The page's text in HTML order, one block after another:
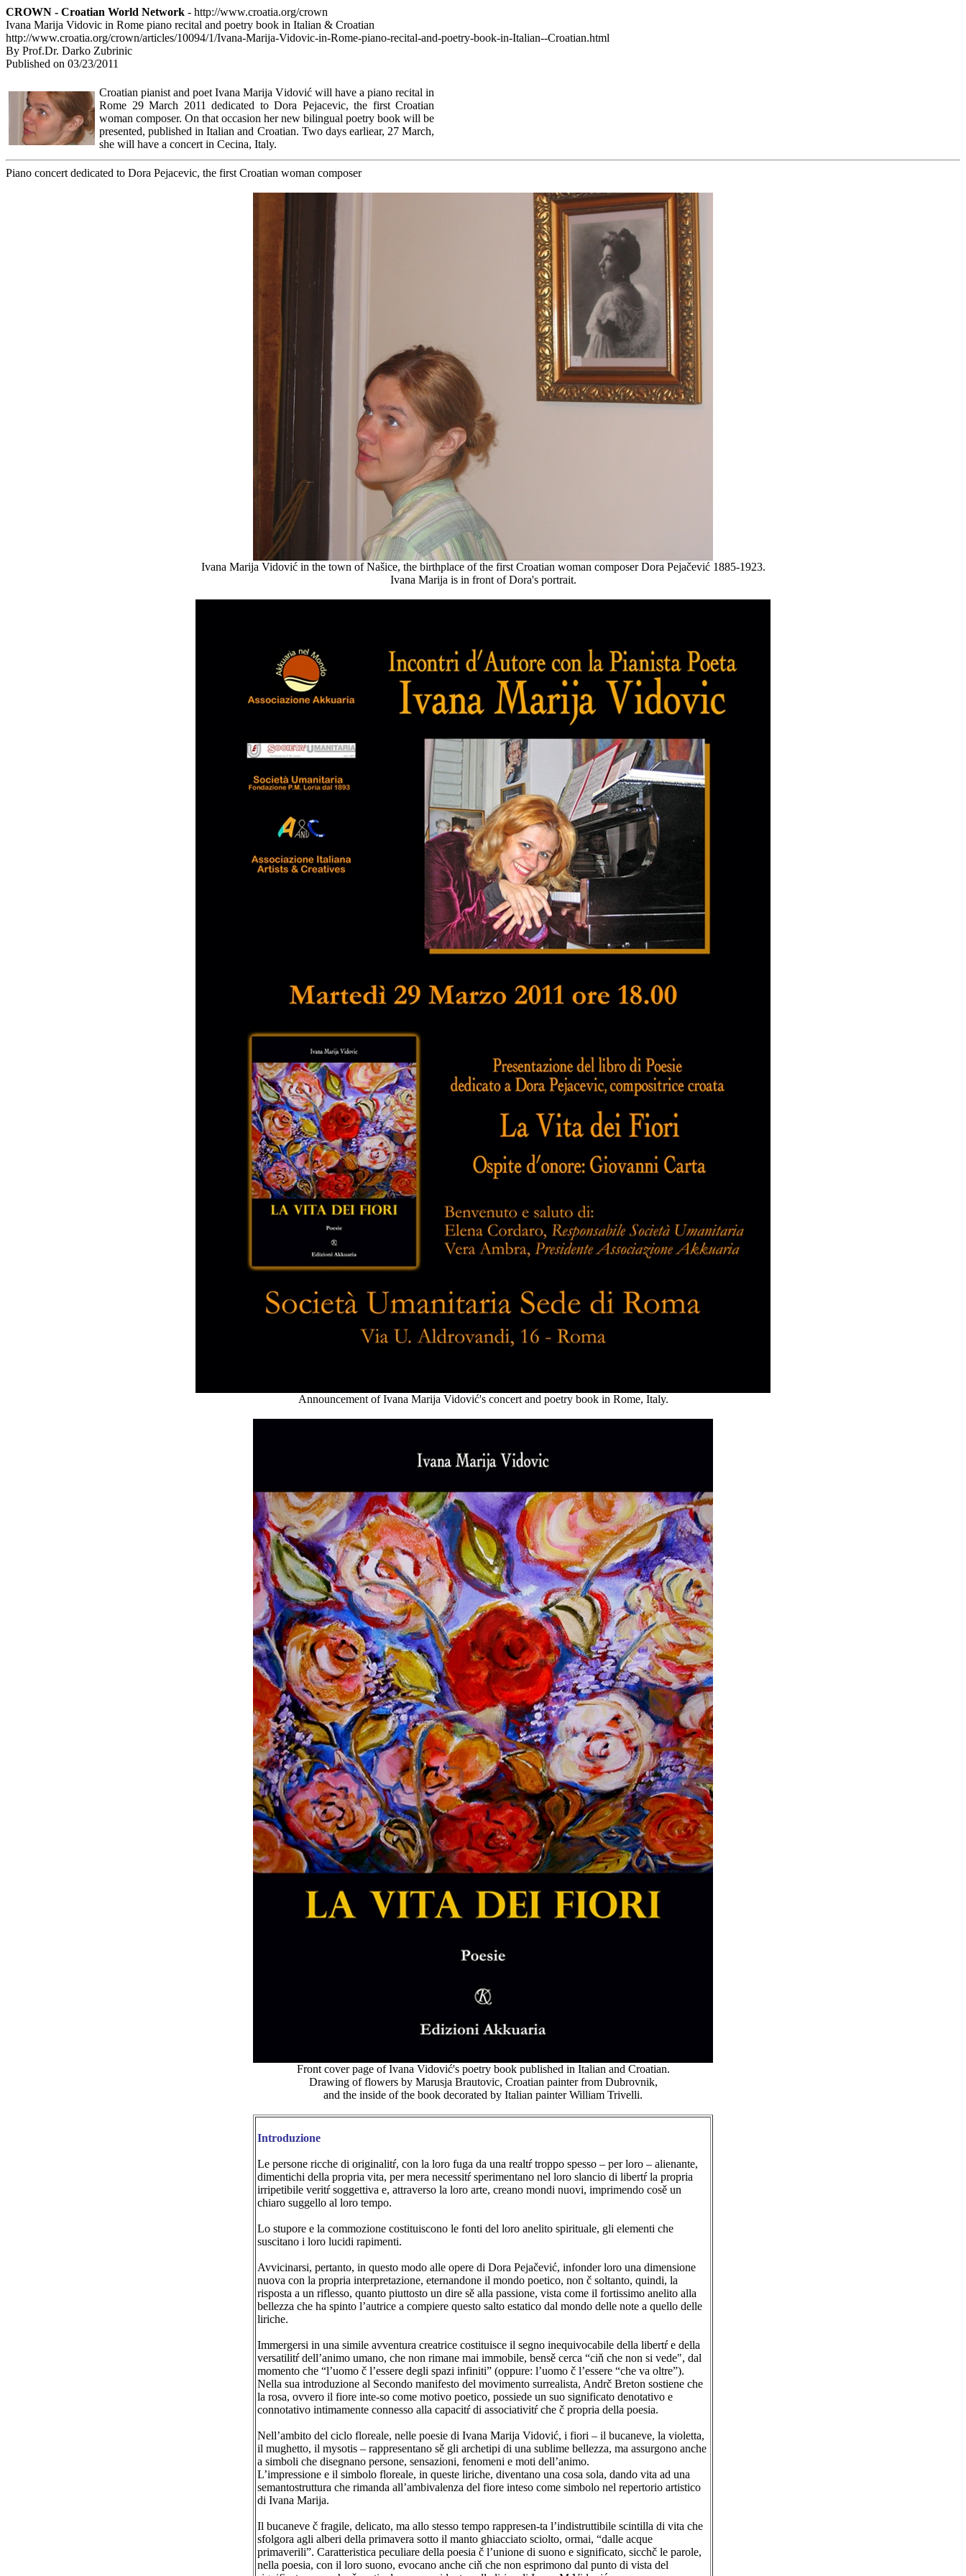
CROWN - Croatian World Network - http://www.croatia.org/crown
Ivana Marija Vidovic in Rome piano recital and poetry book in Italian & Croatian
http://www.croatia.org/crown/articles/10094/1/Ivana-Marija-Vidovic-in-Rome-piano-recital-and-poetry-book-in-Italian--Croatian.html
By Prof.Dr. Darko Zubrinic
Published on 03/23/2011
Croatian pianist and poet Ivana Marija Vidović will have a piano recital in
Rome 29 March 2011 dedicated to Dora Pejacevic, the first Croatian
woman composer. On that occasion her new bilingual poetry book will be
presented, published in Italian and Croatian. Two days earliear, 27 March,
she will have a concert in Cecina, Italy.
Piano concert dedicated to Dora Pejacevic, the first Croatian woman composer
Ivana Marija Vidović in the town of Našice, the birthplace of the first Croatian woman composer Dora Pejačević 1885-1923.
Ivana Marija is in front of Dora's portrait.
Announcement of Ivana Marija Vidović's concert and poetry book in Rome, Italy.
Front cover page of Ivana Vidović's poetry book published in Italian and Croatian.
Drawing of flowers by Marusja Brautovic, Croatian painter from Dubrovnik,
and the inside of the book decorated by Italian painter William Trivelli.
Introduzione
Le persone ricche di originalitŕ, con la loro fuga da una realtŕ troppo spesso – per loro – alienante,
dimentichi della propria vita, per mera necessitŕ sperimentano nel loro slancio di libertŕ la propria
irripetibile veritŕ soggettiva e, attraverso la loro arte, creano mondi nuovi, imprimendo cosě un
chiaro suggello al loro tempo.
Lo stupore e la commozione costituiscono le fonti del loro anelito spirituale, gli elementi che
suscitano i loro lucidi rapimenti.
Avvicinarsi, pertanto, in questo modo alle opere di Dora Pejačević, infonder loro una dimensione
nuova con la propria interpretazione, eternandone il mondo poetico, non č soltanto, quindi, la
risposta a un riflesso, quanto piuttosto un dire sě alla passione, vista come il fortissimo anelito alla
bellezza che ha spinto l’autrice a compiere questo salto estatico dal mondo delle note a quello delle
liriche.
Immergersi in una simile avventura creatrice costituisce il segno inequivocabile della libertŕ e della
versatilitŕ dell’animo umano, che non rimane mai immobile, bensě cerca “ciň che non si vede", dal
momento che “l’uomo č l’essere degli spazi infiniti” (oppure: l’uomo č l’essere “che va oltre”).
Nella sua introduzione al Secondo manifesto del movimento surrealista, Andrč Breton sostiene che
la rosa, ovvero il fiore inte-so come motivo poetico, possiede un suo significato denotativo e
connotativo intimamente connesso alla capacitŕ di associativitŕ che č propria della poesia.
Nell’ambito del ciclo floreale, nelle poesie di Ivana Marija Vidović, i fiori – il bucaneve, la violetta,
il mughetto, il mysotis – rappresentano sě gli archetipi di una sublime bellezza, ma assurgono anche
a simboli che disegnano persone, sensazioni, fenomeni e moti dell’animo.
L’impressione e il simbolo floreale, in queste liriche, diventano una cosa sola, dando vita ad una
semantostruttura che rimanda all’ambivalenza del fiore inteso come simbolo nel repertorio artistico
di Ivana Marija.
Il bucaneve č fragile, delicato, ma allo stesso tempo rappresen-ta l’indistruttibile scintilla di vita che
sfolgora agli alberi della primavera sotto il manto ghiacciato sciolto, ormai, “dalle acque
primaverili”. Caratteristica peculiare della poesia č l’unione di suono e significato, sicchč le parole,
nella poesia, con il loro suono, evocano anche ciň che non esprimono dal punto di vista del